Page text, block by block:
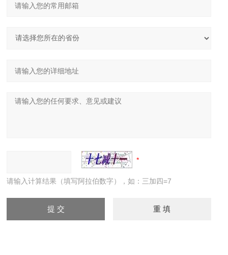
请输入计算结果（填写阿拉伯数字），如：三加四=7